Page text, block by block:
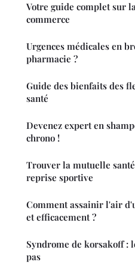
Votre guide complet sur
commerce
Urgences médicales en
pharmacie ?
Guide des bienfaits des
santé
Devenez expert en
chrono !
Trouver la mutuelle
reprise sportive
Comment assainir l'air
et efficacement ?
Syndrome de korsakoff :
pas